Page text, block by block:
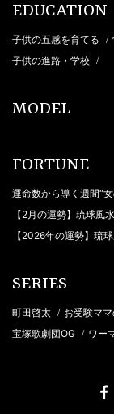
EDUCATION
子供の五感を育てる /
子供の進路・学校 /
MODEL
FORTUNE
運命数から導く週間“
【2月の運勢】琉球風
【2026年の運勢】琉
SERIES
町田啓太 / お受験マ
宝塚歌劇団OG / ワー